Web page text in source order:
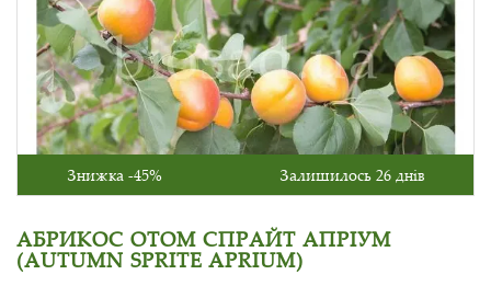
Знижка -45% Залишилось 26 днів
АБРИКОС ОТОМ СПРАЙТ АПРІУМ
(AUTUMN SPRITE APRIUM)